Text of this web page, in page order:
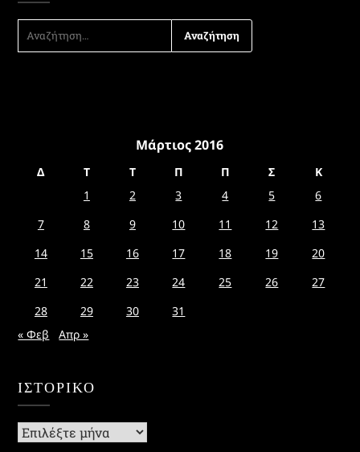
ΑΝΑΖΉΤΗΣΗ
Μάρτιος 2016
Δ Τ Τ Π Π Σ
Κ
1
2 3 4 5
6
7
8 9 10 11 12
13
14
15 16 17 18 19
20
21
22 23 24 25 26
27
28
29 30
31
« Φεβ
Απρ »
ΙΣΤΟΡΙΚΌ
Ιστορικό